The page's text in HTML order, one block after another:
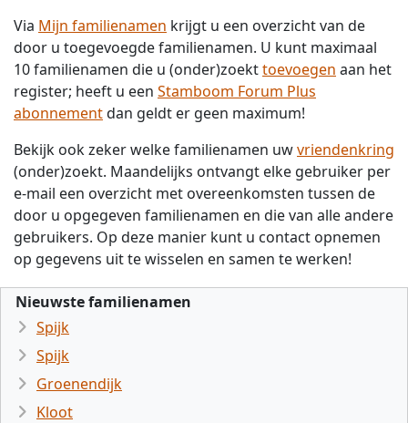
Via Mijn familienamen krijgt u een overzicht van de
door u toegevoegde familienamen. U kunt maximaal
10 familienamen die u (onder)zoekttoevoegen aan het
register; heeft u een Stamboom Forum Plus
abonnementdan geldt er geen maximum!
Bekijk ook zeker welke familienamen uwvriendenkring
(onder)zoekt. Maandelijks ontvangt elke gebruiker per
e-mail een overzicht met overeenkomsten tussen de
door u opgegeven familienamen en die van alle andere
gebruikers. Op deze manier kunt u contact opnemen
op gegevens uit te wisselen en samen te werken!
Nieuwste familienamen
Spijk
Spijk
Groenendijk
Kloot